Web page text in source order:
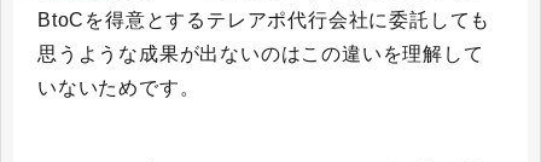
BtoCを得意とするテレアポ代行会社に委託しても
思うような成果が出ないのはこの違いを理解して
いないためです。